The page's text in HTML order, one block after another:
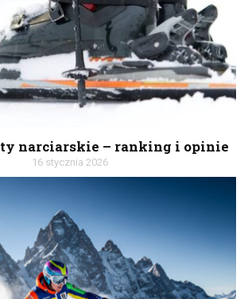
narciarskie – ranking i opinie
16 stycznia 2026